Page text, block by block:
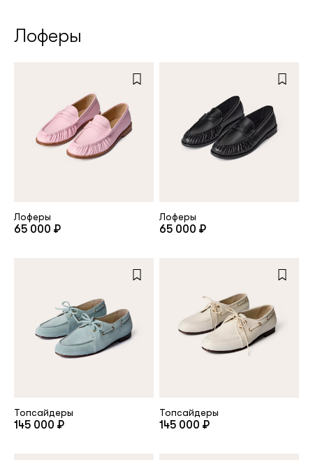
Лоферы
Лоферы
65 000 ₽
Лоферы
65 000 ₽
Топсайдеры
145 000 ₽
Топсайдеры
145 000 ₽